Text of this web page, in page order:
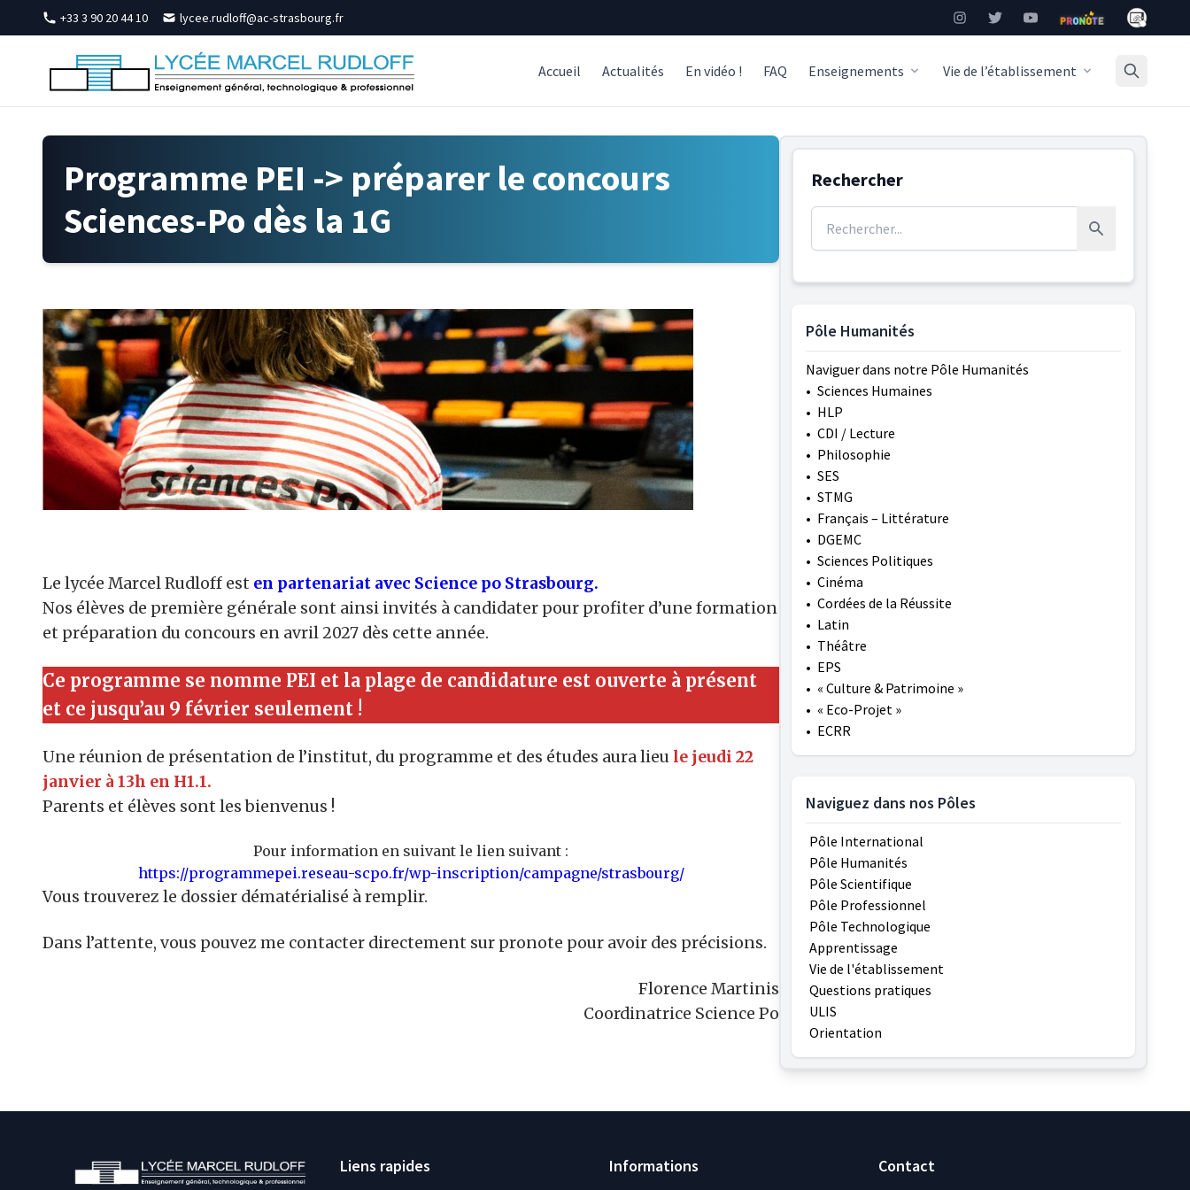
Skip to content+33 3 90 20 44 10 lycee.rudloff@ac-strasbourg.fr InstagramTwitterYouTubePronote Mon
Accueil Actualités En vidéo ! FAQ Enseignements Vie de l’établissement
Programme PEI -> préparer le concours
Sciences-Po dès la 1G
Le lycée Marcel Rudloff est en partenariat avec Science po Strasbourg.
Nos élèves de première générale sont ainsi invités à candidater pour profiter d’une formation
et préparation du concours en avril 2027 dès cette année.
Ce programme se nomme PEI et la plage de candidature est ouverte à présent
et ce jusqu’au 9 février seulement !
Une réunion de présentation de l’institut, du programme et des études aura lieu le jeudi 22
janvier à 13h en H1.1.
Parents et élèves sont les bienvenus !
Pour information en suivant le lien suivant :
https://programmepei.reseau-scpo.fr/wp-inscription/campagne/strasbourg/
Vous trouverez le dossier dématérialisé à remplir.
Dans l’attente, vous pouvez me contacter directement sur pronote pour avoir des précisions.
Florence Martinis
Coordinatrice Science Po
Rechercher
Rechercher
Pôle Humanités
Naviguer dans notre Pôle Humanités
• Sciences Humaines
• HLP
• CDI / Lecture
• Philosophie
• SES
• STMG
• Français – Littérature
• DGEMC
• Sciences Politiques
• Cinéma
• Cordées de la Réussite
• Latin
• Théâtre
• EPS
• « Culture & Patrimoine »
• « Eco-Projet »
• ECRR
Naviguez dans nos Pôles
Pôle International
Pôle Humanités
Pôle Scientifique
Pôle Professionnel
Pôle Technologique
Apprentissage
Vie de l'établissement
Questions pratiques
ULIS
Orientation
Liens rapides Informations Contact